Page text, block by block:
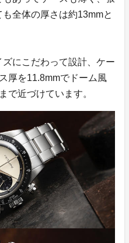
全体の厚さは約13mmと
にこだわって設計、ケー
厚を11.8mmでドーム風
で近づけています。